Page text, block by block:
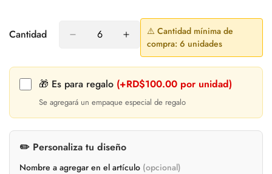
Cantidad
⚠️ Cantidad mínima de
compra: 6 unidades
🎁 Es para regalo (+RD$100.00 por unidad)
Se agregará un empaque especial de regalo
✏️ Personaliza tu diseño
Nombre a agregar en el artículo (opcional)